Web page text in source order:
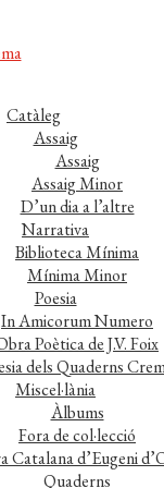
Catàleg
Assaig
Assaig
Assaig Minor
D’un dia a l’altre
Narrativa
Biblioteca Mínima
Mínima Minor
Poesia
In Amicorum Numero
Poètica de J.V. Foix
dels Quaderns
Miscel·lània
Àlbums
Fora de col·lecció
Catalana d’Eugeni
Quaderns